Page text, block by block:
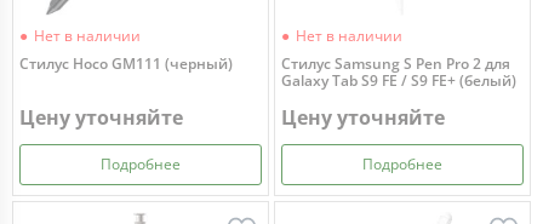
Нет в наличии
Стилус Hoco GM111 (черный)
Цену уточняйте
Подробнее
Нет в наличии
Стилус Samsung S Pen Pro 2 для
Galaxy Tab S9 FE / S9 FE+ (белый)
Цену уточняйте
Подробнее